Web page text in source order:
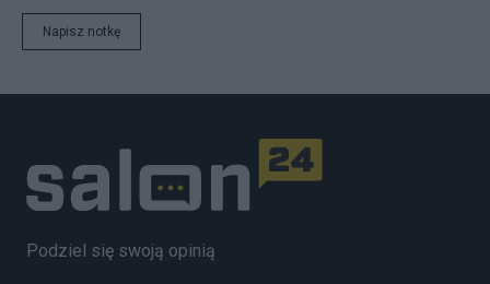
Napisz notkę
Podziel się swoją opinią